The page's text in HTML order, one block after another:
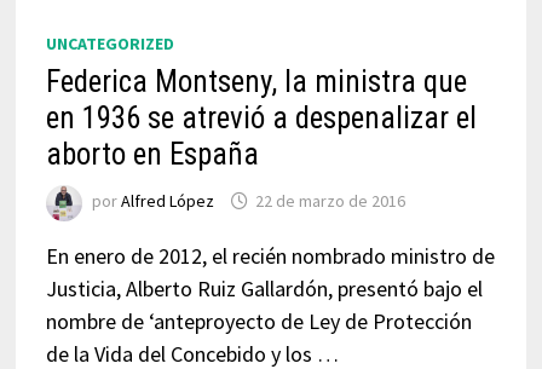
UNCATEGORIZED
Federica Montseny, la ministra que
en 1936 se atrevió a despenalizar el
aborto en España
porAlfred López 22 de marzo de 2016
En enero de 2012, el recién nombrado ministro de
Justicia, Alberto Ruiz Gallardón, presentó bajo el
nombre de ‘anteproyecto de Ley de Protección
de la Vida del Concebido y los …